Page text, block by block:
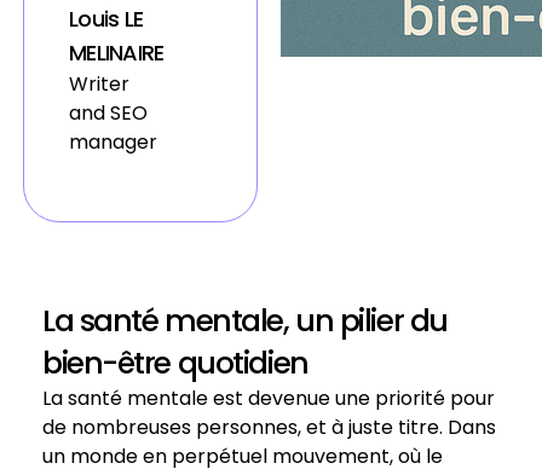
Louis LE
MELINAIRE
Writer
and SEO
manager
La santé mentale, un pilier du
bien-être quotidien
La santé mentale est devenue une priorité pour
de nombreuses personnes, et à juste titre. Dans
un monde en perpétuel mouvement, où le